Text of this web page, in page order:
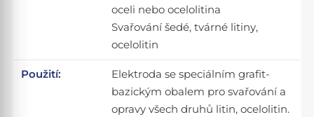
oceli nebo ocelolitina
Svařování šedé, tvárné litiny,
ocelolitin
Použití:
Elektroda se speciálním grafit-
bazickým obalem pro svařování a
opravy všech druhů litin, ocelolitin.